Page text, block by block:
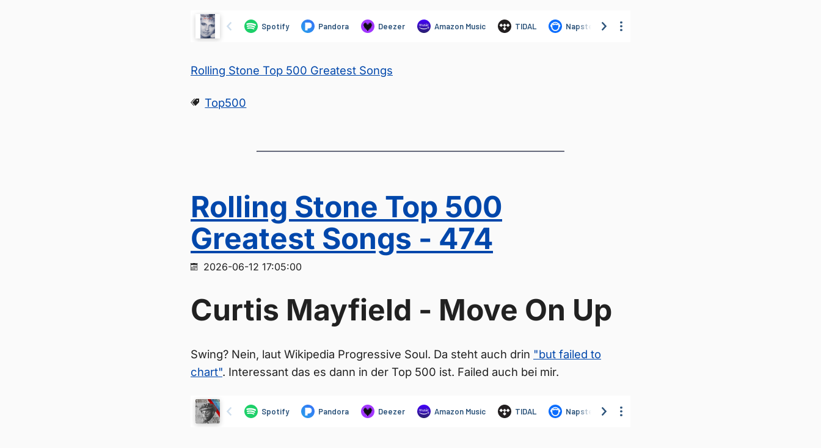
Rolling Stone Top 500 Greatest Songs
Top500
Rolling Stone Top 500
Greatest Songs - 474
2026-06-12 17:05:00
Curtis Mayfield - Move On Up
Swing? Nein, laut Wikipedia Progressive Soul. Da steht auch drin "but failed to
chart". Interessant das es dann in der Top 500 ist. Failed auch bei mir.